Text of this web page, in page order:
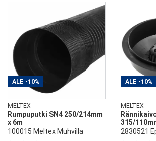
ALE -10%
MELTEX
Rumpuputki SN4 250/214mm
x 6m
100015 Meltex Muhvilla
ALE -10%
MELTEX
315/
2830521